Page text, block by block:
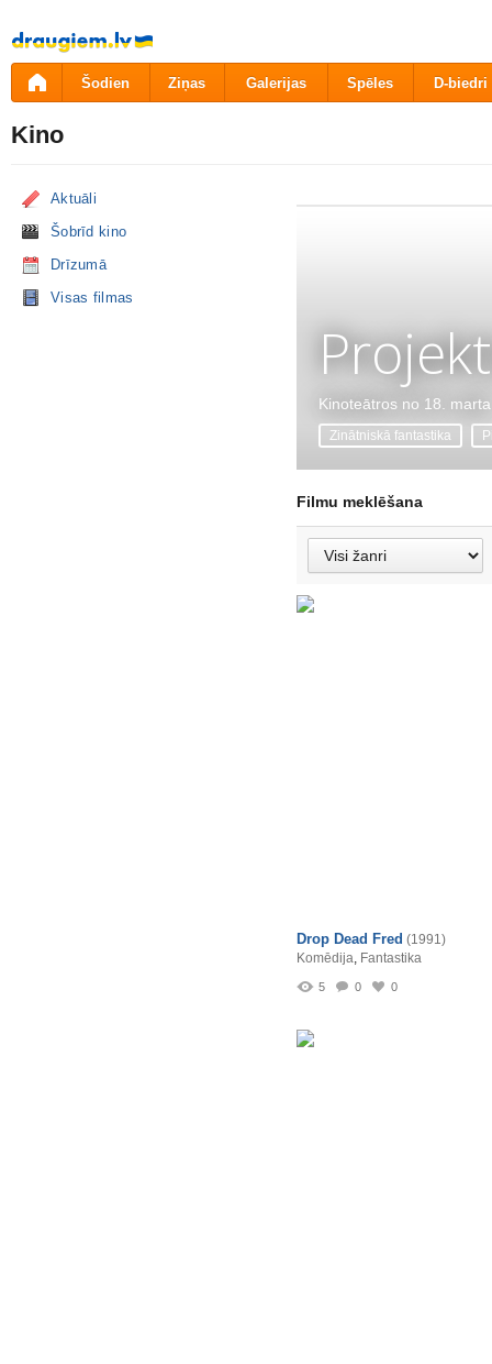
Pāriet
uz
saturu
Šodien Ziņas Galerijas Spēles D-biedri
Kino
Aktuāli
Šobrīd kino
Drīzumā
Visas filmas
Kinoteātros no 18. marta
Zinātniskā fantastika
Filmu meklēšana
Drop Dead Fred (1991)
Komēdija, Fantastika
5 0 0